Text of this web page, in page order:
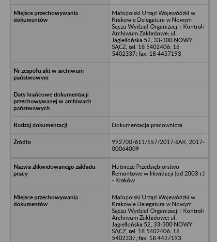
Małopolski Urząd Wojewódzki w
Krakowie Delegatura w Nowym
Sączu Wydział Organizacji i Kontroli
Archiwum Zakładowe; ul.
Jagiellońska 52, 33-300 NOWY
SĄCZ, tel. 18 5402406; 18
5402337; fax. 18 4437193
Dokumentacja pracownicza
992700/611/557/2017-SAK; 2017-
00064009
Hutnicze Przedsiębiorstwo
Remontowe w likwidacji (od 2003 r.)
- Kraków
Małopolski Urząd Wojewódzki w
Krakowie Delegatura w Nowym
Sączu Wydział Organizacji i Kontroli
Archiwum Zakładowe; ul.
Jagiellońska 52, 33-300 NOWY
SĄCZ, tel. 18 5402406; 18
5402337; fax. 18 4437193